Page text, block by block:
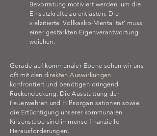
Bevorratung motiviert werden, um die
Einsatzkräfte zu entlasten. Die
vielzitierte 'Vollkasko-Mentalität' muss
einer gestärkten Eigenverantwortung
weichen.
Gerade auf kommunaler Ebene sehen wir uns
oft mit den direkten Auswirkungen
konfrontiert und benötigen dringend
Rückendeckung. Die Ausstattung der
Feuerwehren und Hilfsorganisationen sowie
die Ertüchtigung unserer kommunalen
Krisenstäbe sind immense finanzielle
Herausforderungen.